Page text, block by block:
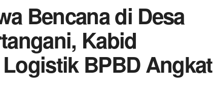
Bencana di Desa
Kabid
BPBD Angkat